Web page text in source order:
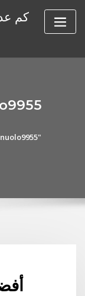
كم